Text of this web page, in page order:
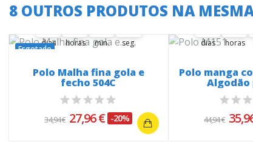
8 OUTROS PRODUTOS NA
35
35
00
dias
23
23
00
horas
46
46
00
min.
22
22
23
seg.
Esgotado
Polo Malha fina gola e
fecho 504C
34,94 € 27,96 € -20%
35
35
00
dias
23
23
00
horas
Polo manga
Algodão
44,94 €